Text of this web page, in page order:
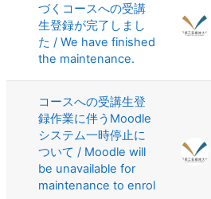
づくコースへの受講
生登録が完了しまし
た / We have finished
the maintenance.
コースへの受講生登
録作業に伴うMoodle
システム一時停止に
ついて / Moodle will
be unavailable for
maintenance to enrol